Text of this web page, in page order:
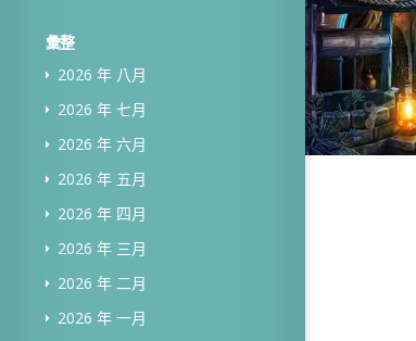
彙整
2026 年 八月
2026 年 七月
2026 年 六月
2026 年 五月
2026 年 四月
2026 年 三月
2026 年 二月
2026 年 一月